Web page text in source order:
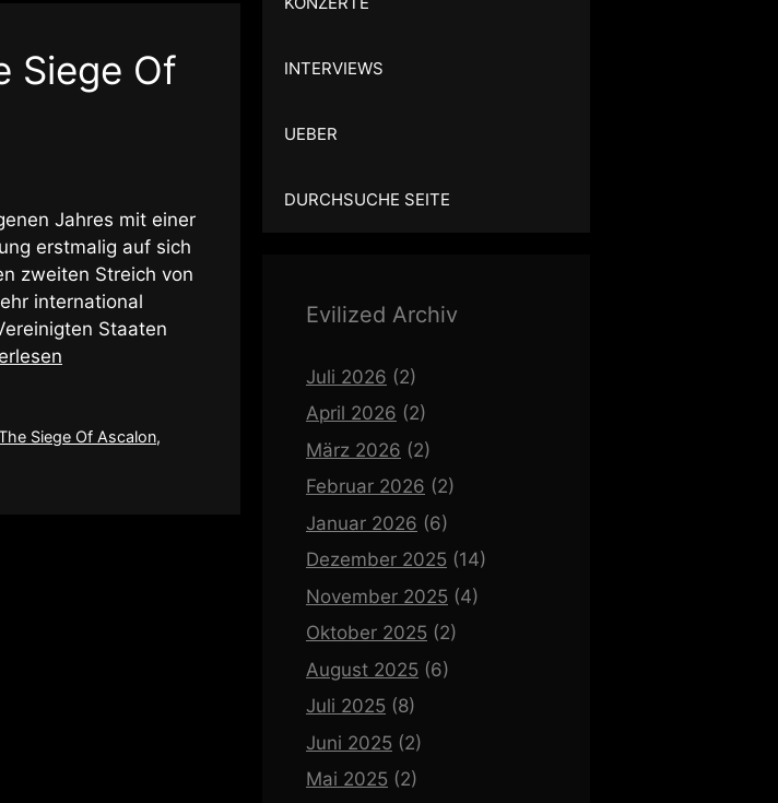
Siege Of
Jahres mit einer
erstmalig auf sich
zweiten Streich von
international
Staaten
Siege Of Ascalon,
INTERVIEWS
UEBER
DURCHSUCHE SEITE
Evilized Archiv
Juli 2026 (2)
April 2026 (2)
März 2026 (2)
Februar 2026 (2)
Januar 2026 (6)
Dezember 2025 (14)
November 2025 (4)
Oktober 2025 (2)
August 2025 (6)
Juli 2025 (8)
Juni 2025 (2)
Mai 2025 (2)